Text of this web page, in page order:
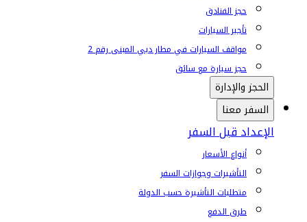
حجز الفنادق
تأجير السيارات
مواقف السيارات في مطار دبي المبنى رقم 2
حجز سيارة مع سائق
الحجز والإدارة
السفر معنا
الإعداد قبل السفر
أنواع الأسعار
التأشيرات وجوازات السفر
متطلبات التأشيرة حسب الدولة
طرق الدفع